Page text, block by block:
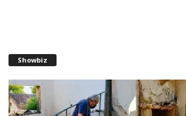
Showbiz